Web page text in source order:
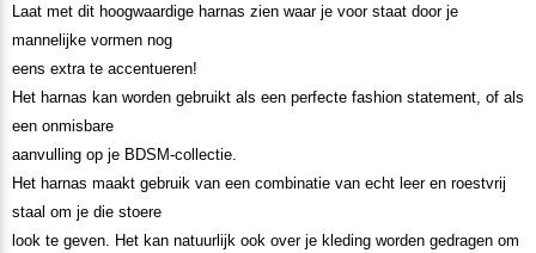
Laat met dit hoogwaardige harnas zien waar je voor staat door je
mannelijke vormen nog
eens extra te accentueren!
Het harnas kan worden gebruikt als een perfecte fashion statement, of als
een onmisbare
aanvulling op je BDSM-collectie.
Het harnas maakt gebruik van een combinatie van echt leer en roestvrij
staal om je die stoere
look te geven. Het kan natuurlijk ook over je kleding worden gedragen om